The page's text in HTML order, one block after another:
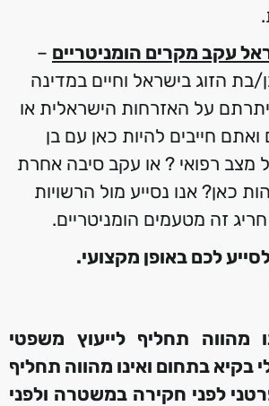
עקב מקרים הומניטריים –
הזוג בישראל וחיים במדינה
על האזרחות הישראלית או
חייבים להיות כאן עם בן
רפואי ? או עקב סיבה אחרת
כאן? אנו נסייע מול הרשויות
זה מטעמים הומניטריים.
לכם באופן מקצועי.
מהווה תחליף לייעוץ משפטי
בקיא בתחום ואינו מהווה תחליף
לפני חקירה במשטרה ולפני